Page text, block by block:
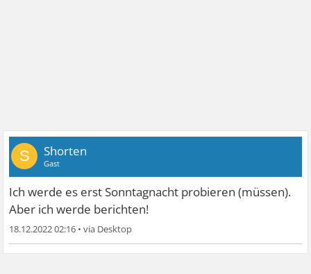
S Shorten
Gast
Ich werde es erst Sonntagnacht probieren (müssen).
Aber ich werde berichten!
18.12.2022 02:16 •